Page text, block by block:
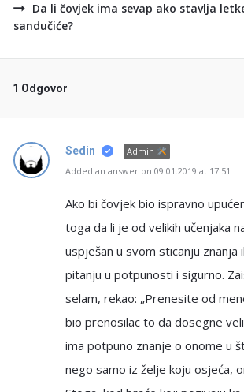
Da li čovjek ima sevap ako stavlja
sandučiće?
1 Odgovor
Sedin
Admin
Added an answer on 09.01.2019 at 17:51
Ako bi čovjek bio ispravno
toga da li je od velikih učenjaka
uspješan u svom sticanju znanja
pitanju u potpunosti i sigurno.
selam, rekao: „Prenesite od
bio prenosilac to da dosegne
ima potpuno znanje o onome u
nego samo iz želje koju osjeća,